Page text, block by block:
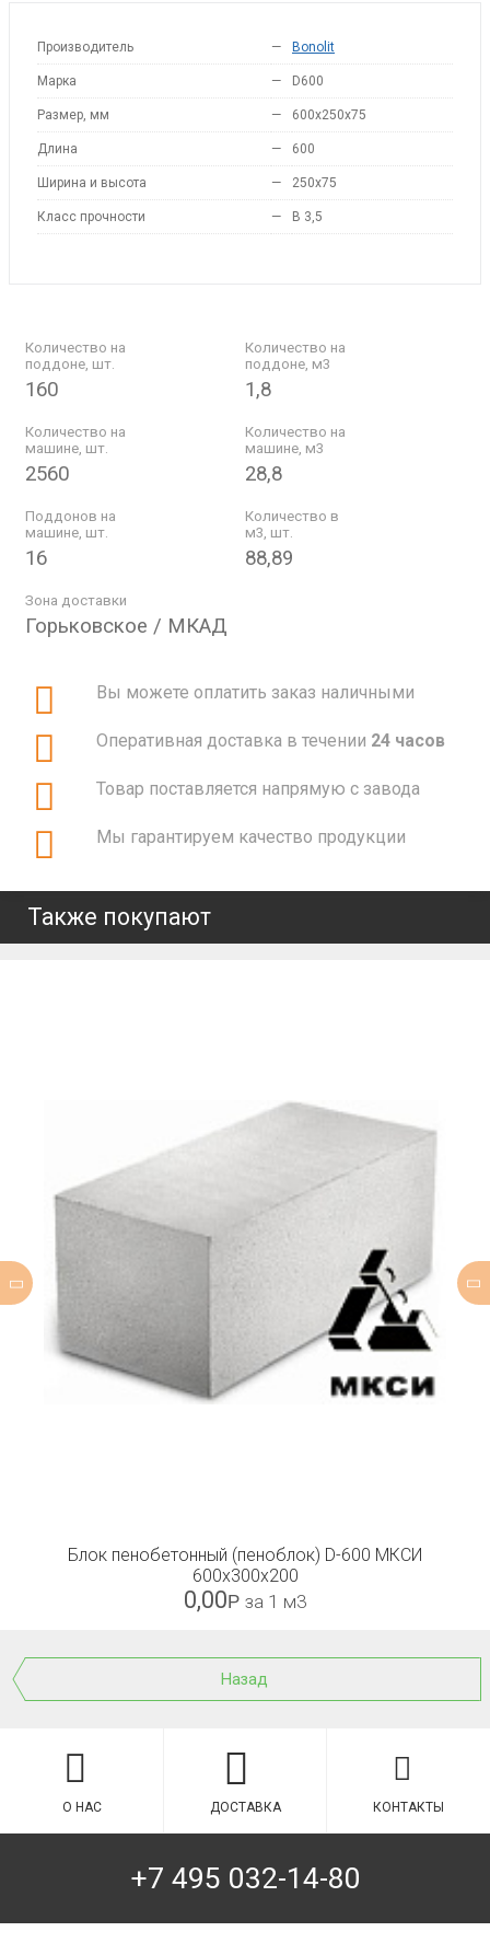
Производитель — Bonolit
Марка — D600
Размер, мм — 600x250x75
Длина — 600
Ширина и высота — 250x75
Класс прочности — B 3,5
Количество на
поддоне, шт.
160
Количество на
поддоне, м3
1,8
Количество на
машине, шт.
2560
Количество на
машине, м3
28,8
Поддонов на
машине, шт.
16
Количество в
м3, шт.
88,89
Зона доставки
Горьковское / МКАД
Вы можете оплатить заказ наличными
Оперативная доставка в течении 24 часов
Товар поставляется напрямую с завода
Мы гарантируем качество продукции
Также покупают
Блок пенобетонный (пеноблок) D-600 МКСИ
600x300x200
0,00Р за 1 м3
Назад
О НАС ДОСТАВКА КОНТАКТЫ
+7 495 032-14-80